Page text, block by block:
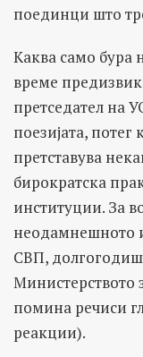
поединци што
Каква само бура
време
претседател на
поезијата, потег
претставува
бирократска
институции. За
неодамнешното
СВП,
Министерството
помина речиси
реакции).